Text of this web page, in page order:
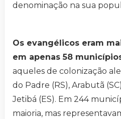
denominação na sua
Os evangélicos eram
em apenas 58
aqueles de colonização
do Padre (RS), Arabutã
Jetibá (ES). Em 244
maioria, mas